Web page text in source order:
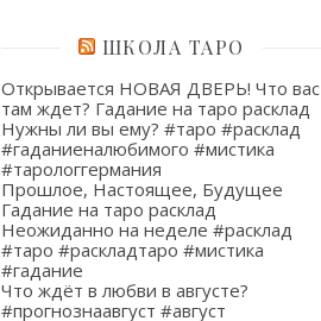
ШКОЛА ТАРО
Открывается НОВАЯ ДВЕРЬ! Что вас
там ждет? Гадание на таро расклад
Нужны ли вы ему? #таро #расклад
#гаданиеналюбимого #мистика
#тарологгермания
Прошлое, Настоящее, Будущее
Гадание на таро расклад
Неожиданно на неделе #расклад
#таро #раскладтаро #мистика
#гадание
Что ждёт в любви в августе?
#прогнознаавгуст #август